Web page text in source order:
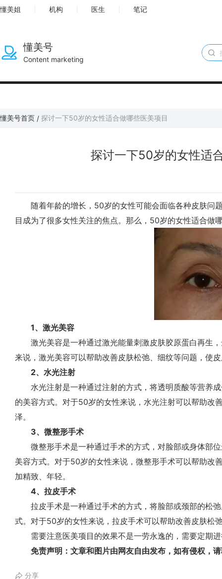
懂美姐 机构 医生 笔记
懂美号
Content marketing
懂美号首页 / 探讨一下50岁的女性适合做哪些医美项目
探讨一下50岁的女性适
随着年龄的增长，50岁的女性可能会面临各种皮肤问
目成为了很多女性关注的焦点。那么，50岁的女性适合做
1、激光美容
激光美容是一种通过激光能量刺激皮肤胶原蛋白再生
来说，激光美容可以帮助改善皮肤松弛、细纹等问题，使
2、水光注射
水光注射是一种通过注射的方式，将透明质酸等营养成
的美容方式。对于50岁的女性来说，水光注射可以帮助改
泽。
3、微整形手术
微整形手术是一种通过手术的方式，对脸部或身体部位
美容方式。对于50岁的女性来说，微整形手术可以帮助改
加精致、年轻。
4、拉皮手术
拉皮手术是一种通过手术的方式，将脸部或颈部的松弛
式。对于50岁的女性来说，拉皮手术可以帮助改善皮肤松
需要注意医美项目的效果不是一劳永逸的，需要定期进
免责声明：文章和图片由网友自由发布，如有侵权，
分享